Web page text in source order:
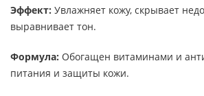
Эффект: Увлажняет кожу, скрывает
выравнивает тон.
Формула: Обогащен витаминами и
питания и защиты кожи.